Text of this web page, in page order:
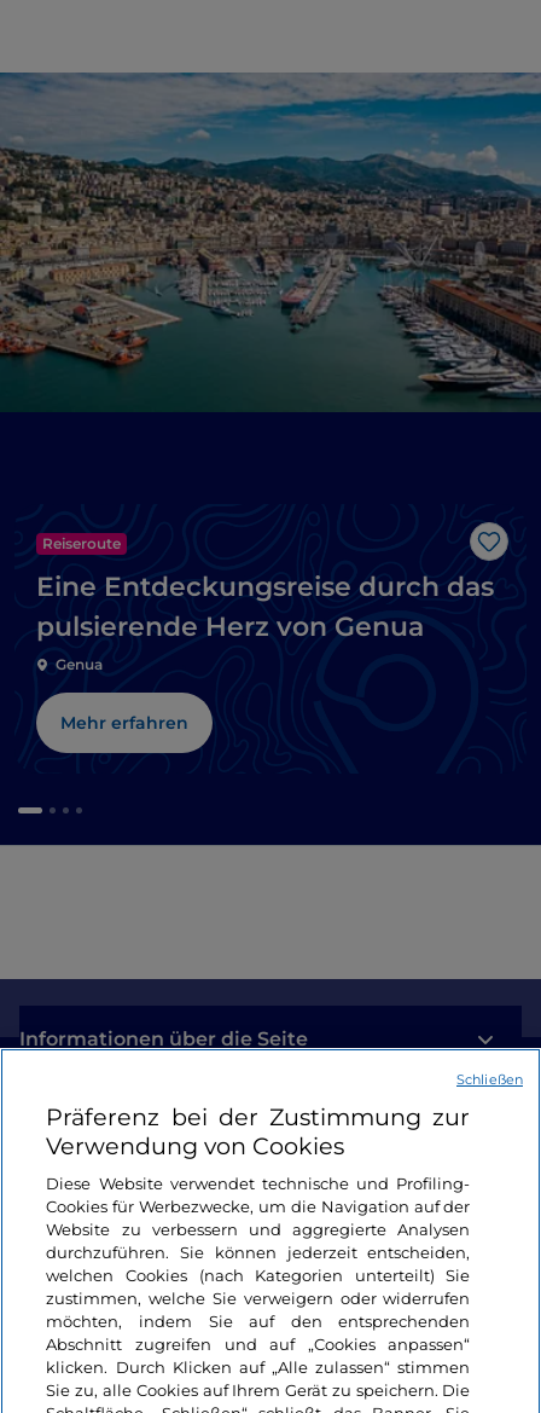
Like
Reiseroute
Eine Entdeckungsreise durch das
pulsierende Herz von Genua
Genua
Mehr erfahren
Informationen über die Seite
Nützliche Links
Login
Bleiben wir in Kontakt
Präferenz bei der Zustimmung zur
Verwendung von Cookies
Diese Website verwendet technische und Profiling-
Cookies für Werbezwecke, um die Navigation auf der
Website zu verbessern und aggregierte Analysen
durchzuführen. Sie können jederzeit entscheiden,
welchen Cookies (nach Kategorien unterteilt) Sie
zustimmen, welche Sie verweigern oder widerrufen
möchten, indem Sie auf den entsprechenden
Abschnitt zugreifen und auf „Cookies anpassen“
klicken. Durch Klicken auf „Alle zulassen“ stimmen
Sie zu, alle Cookies auf Ihrem Gerät zu speichern. Die
Schließen